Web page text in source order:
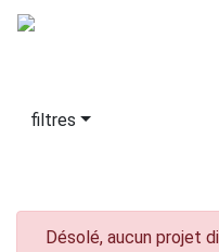
filtres
Désolé, aucun projet